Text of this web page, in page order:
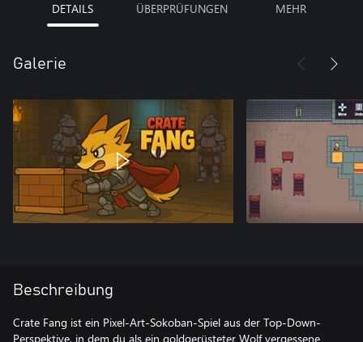
DETAILS ÜBERPRÜFUNGEN MEHR
Galerie
Beschreibung
Crate Fang ist ein Pixel-Art-Sokoban-Spiel aus der Top-Down-
Perspektive, in dem du als ein goldgerüsteter Wolf vergessene